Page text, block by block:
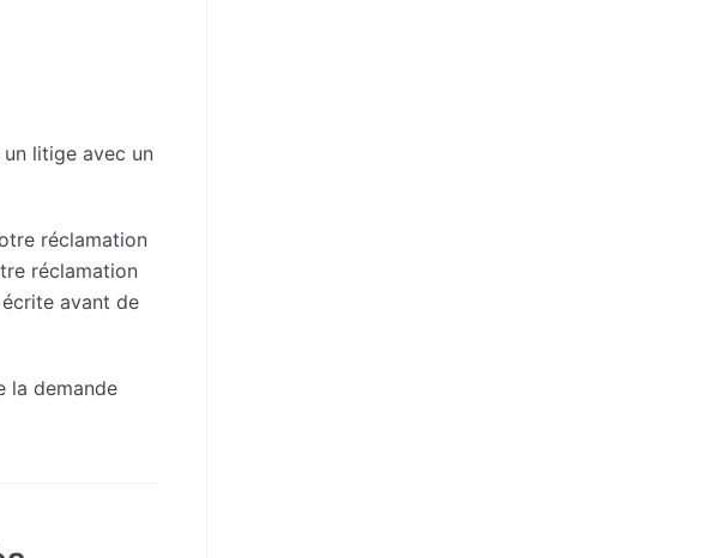
litige avec un
réclamation
réclamation
avant de
la demande